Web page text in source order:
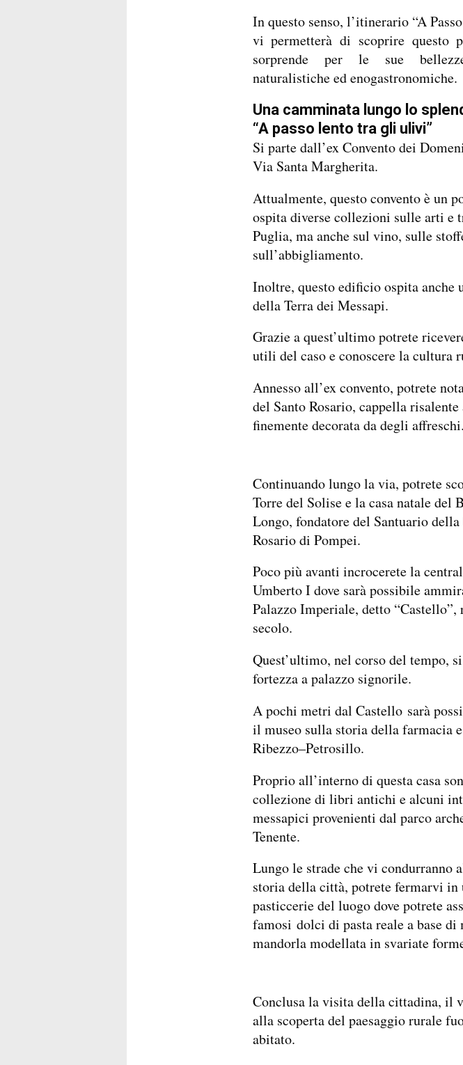
In questo senso, l’itinerario “A
vi permetterà di scoprire questo
sorprende per le sue
naturalistiche ed enogastronomiche.
Una camminata lungo lo
“A passo lento tra gli ulivi”
Si parte dall’ex Convento dei
Via Santa Margherita.
Attualmente, questo convento è un
ospita diverse collezioni sulle arti e
Puglia, ma anche sul vino, sulle
sull’abbigliamento.
Inoltre, questo edificio ospita anche
della Terra dei Messapi.
Grazie a quest’ultimo potrete
utili del caso e conoscere la cultura
Annesso all’ex convento, potrete
del Santo Rosario, cappella
finemente decorata da degli affreschi.
Continuando lungo la via, potrete
Torre del Solise e la casa natale del
Longo, fondatore del Santuario
Rosario di Pompei.
Poco più avanti incrocerete la
Umberto I dove sarà possibile
Palazzo Imperiale, detto
secolo.
Quest’ultimo, nel corso del tempo,
fortezza a palazzo signorile.
A pochi metri dal Castello sarà
il museo sulla storia della farmacia
Ribezzo–Petrosillo.
Proprio all’interno di questa casa
collezione di libri antichi e alcuni
messapici provenienti dal parco
Tenente.
Lungo le strade che vi condurranno
storia della città, potrete fermarvi in
pasticcerie del luogo dove potrete
famosi dolci di pasta reale a base di
mandorla modellata in svariate
Conclusa la visita della cittadina, il
alla scoperta del paesaggio rurale
abitato.